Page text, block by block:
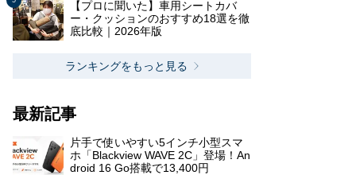
【プロに聞いた】車用シートカバ
ー・クッションのおすすめ18選を徹
底比較｜2026年版
ランキングをもっと見る
最新記事
片手で使いやすい5インチ小型スマ
ホ「Blackview WAVE 2C」登場！An
droid 16 Go搭載で13,400円